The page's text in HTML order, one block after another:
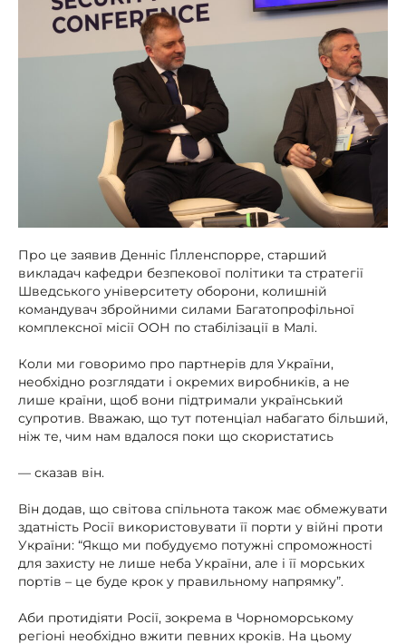
Про це заявив Денніс Ґілленспорре, старший
викладач кафедри безпекової політики та стратегії
Шведського університету оборони, колишній
командувач збройними силами Багатопрофільної
комплексної місії ООН по стабілізації в Малі.
Коли ми говоримо про партнерів для України,
необхідно розглядати і окремих виробників, а не
лише країни, щоб вони підтримали український
супротив. Вважаю, що тут потенціал набагато більший,
ніж те, чим нам вдалося поки що скористатись
— сказав він.
Він додав, що світова спільнота також має обмежувати
здатність Росії використовувати її порти у війні проти
України: “Якщо ми побудуємо потужні спроможності
для захисту не лише неба України, але і її морських
портів – це буде крок у правильному напрямку”.
Аби протидіяти Росії, зокрема в Чорноморському
регіоні необхідно вжити певних кроків. На цьому